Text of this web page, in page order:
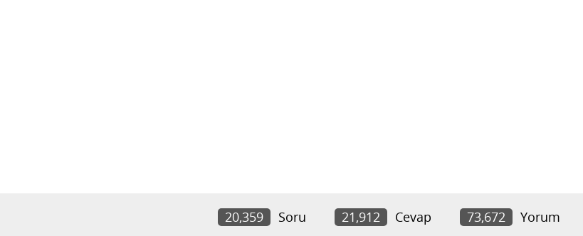
20,359 Soru 21,912 Cevap 73,672 Yorum